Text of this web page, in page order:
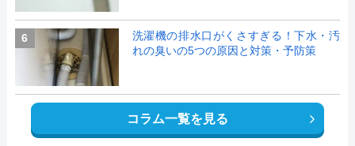
6
洗濯機の排水口がくさすぎる！下水・汚
れの臭いの5つの原因と対策・予防策
コラム一覧を見る